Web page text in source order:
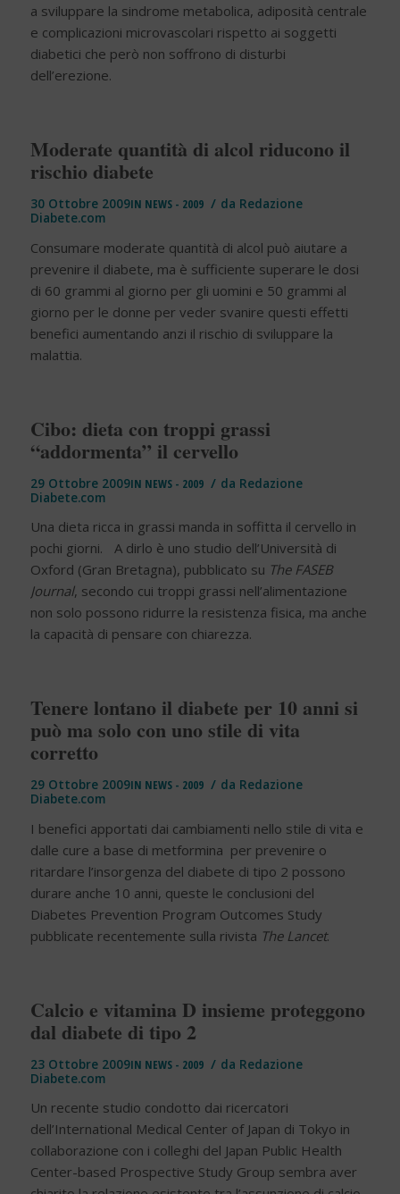
a sviluppare la sindrome metabolica, adiposità centrale
e complicazioni microvascolari rispetto ai soggetti
diabetici che però non soffrono di disturbi
dell’erezione.
Moderate quantità di alcol riducono il
rischio diabete
30 Ottobre 2009IN NEWS - 2009 / da Redazione
Diabete.com
Consumare moderate quantità di alcol può aiutare a
prevenire il diabete, ma è sufficiente superare le dosi
di 60 grammi al giorno per gli uomini e 50 grammi al
giorno per le donne per veder svanire questi effetti
benefici aumentando anzi il rischio di sviluppare la
malattia.
Cibo: dieta con troppi grassi
“addormenta” il cervello
29 Ottobre 2009IN NEWS - 2009 / da Redazione
Diabete.com
Una dieta ricca in grassi manda in soffitta il cervello in
pochi giorni. A dirlo è uno studio dell’Università di
Oxford (Gran Bretagna), pubblicato su The FASEB
Journal, secondo cui troppi grassi nell’alimentazione
non solo possono ridurre la resistenza fisica, ma anche
la capacità di pensare con chiarezza.
Tenere lontano il diabete per 10 anni si
può ma solo con uno stile di vita
corretto
29 Ottobre 2009IN NEWS - 2009 / da Redazione
Diabete.com
I benefici apportati dai cambiamenti nello stile di vita e
dalle cure a base di metformina per prevenire o
ritardare l’insorgenza del diabete di tipo 2 possono
durare anche 10 anni, queste le conclusioni del
Diabetes Prevention Program Outcomes Study
pubblicate recentemente sulla rivista The Lancet.
Calcio e vitamina D insieme proteggono
dal diabete di tipo 2
23 Ottobre 2009IN NEWS - 2009 / da Redazione
Diabete.com
Un recente studio condotto dai ricercatori
dell’International Medical Center of Japan di Tokyo in
collaborazione con i colleghi del Japan Public Health
Center-based Prospective Study Group sembra aver